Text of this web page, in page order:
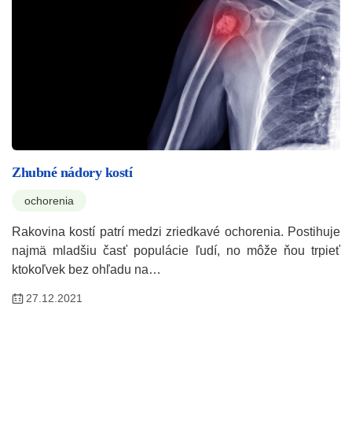
Zhubné nádory kostí
ochorenia
Rakovina kostí patrí medzi zriedkavé ochorenia. Postihuje
najmä mladšiu časť populácie ľudí, no môže ňou trpieť
ktokoľvek bez ohľadu na…
27.12.2021